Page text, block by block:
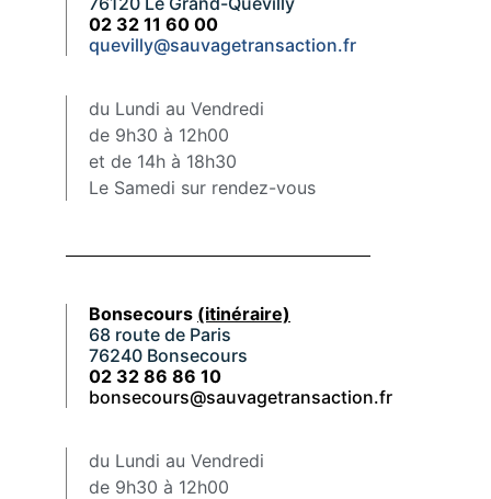
02 32 11 60 00
quevilly@sauvagetransaction.fr
du Lundi au Vendredi
de 9h30 à 12h00
et de 14h à 18h30
Le Samedi sur rendez-vous
Bonsecours (itinéraire)
68 route de Paris
76240 Bonsecours
02 32 86 86 10
bonsecours@sauvagetransaction.fr
du Lundi au Vendredi
de 9h30 à 12h00